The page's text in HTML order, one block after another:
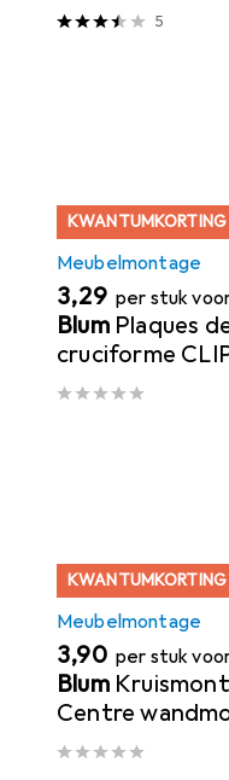
5
KWANTUMKORTING
Meubelmontage
EUR
3,29 per stuk
Blum Plaques
cruciforme
KWANTUMKORTING
Meubelmontage
EUR
3,90 per stuk
Blum
Centre